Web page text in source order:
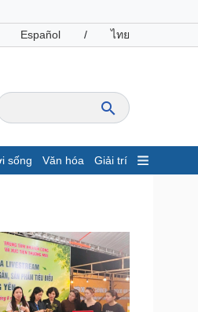
Español / ไทย
sống Văn hóa Giải trí
dùng
Tỷ giá
khoán
cà phê